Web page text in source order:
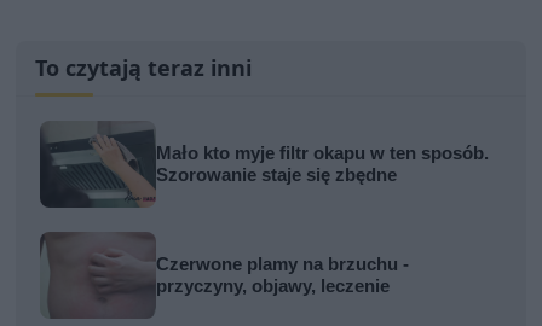
To czytają teraz inni
Mało kto myje filtr okapu w ten sposób.
Szorowanie staje się zbędne
Czerwone plamy na brzuchu -
przyczyny, objawy, leczenie